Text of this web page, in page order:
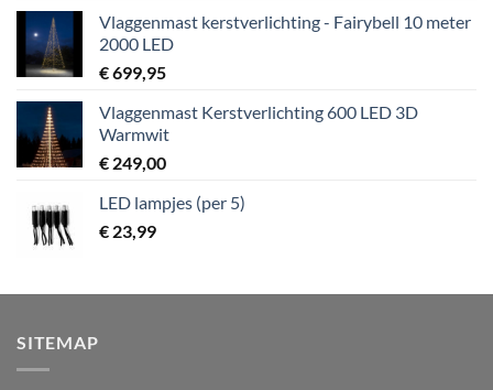
Vlaggenmast kerstverlichting - Fairybell 10 meter
2000 LED
€699,95
Vlaggenmast Kerstverlichting 600 LED 3D
Warmwit
€ 249,00
LED lampjes (per 5)
€ 23,99
SITEMAP